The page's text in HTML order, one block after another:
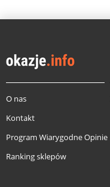
O nas
Kontakt
Program Wiarygodne Opinie
Ranking sklepów